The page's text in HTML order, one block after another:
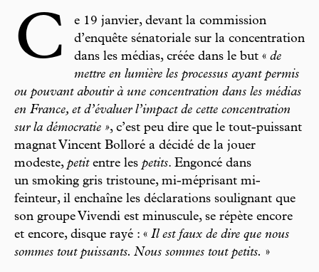
C
e 19 janvier, devant la commission
d’enquête sénatoriale sur la concentration
dans les médias, créée dans le but « de
mettre en lumière les processus ayant permis
ou pouvant aboutir à une concentration dans les médias
en France, et d’évaluer l’impact de cette concentration
sur la démocratie », c’est peu dire que le tout-puissant
magnat Vincent Bolloré a décidé de la jouer
modeste, petitentre les petits. Engoncé dans
un smoking gris tristoune, mi-méprisant mi-
feinteur, il enchaîne les déclarations soulignant que
son groupe Vivendi est minuscule, se répète encore
et encore, disque rayé : « Il est faux de dire que nous
sommes tout puissants. Nous sommes tout petits. »